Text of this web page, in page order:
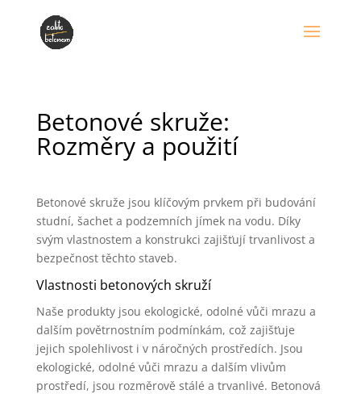
Betonové skruže:
Rozměry a použití
Betonové skruže jsou klíčovým prvkem při budování
studní, šachet a podzemních jímek na vodu. Díky
svým vlastnostem a konstrukci zajišťují trvanlivost a
bezpečnost těchto staveb.
Vlastnosti betonových skruží
Naše produkty jsou ekologické, odolné vůči mrazu a
dalším povětrnostním podmínkám, což zajišťuje
jejich spolehlivost i v náročných prostředích. Jsou
ekologické, odolné vůči mrazu a dalším vlivům
prostředí, jsou rozměrově stálé a trvanlivé. Betonová